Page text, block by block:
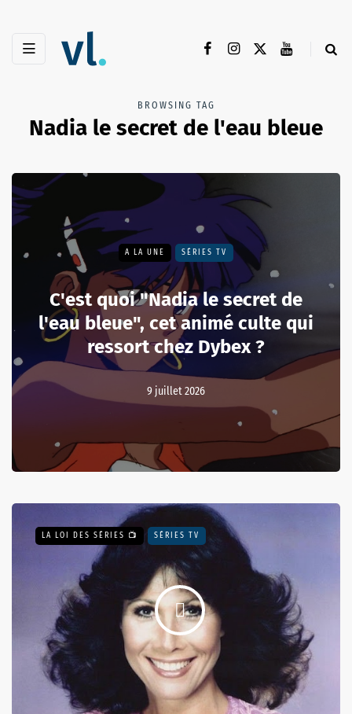
BROWSING TAG
Nadia le secret de l'eau bleue
A LA UNE SÉRIES TV
C'est quoi "Nadia le secret de
l'eau bleue", cet animé culte qui
ressort chez Dybex ?
9 juillet 2026
LA LOI DES SÉRIES 📺 SÉRIES TV